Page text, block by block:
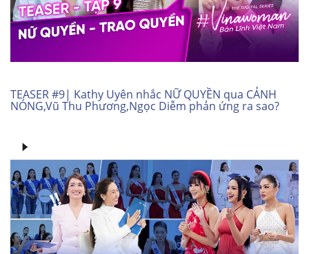
TEASER #9| Kathy Uyên nhắc NỮ QUYỀN qua CẢNH
NÓNG,Vũ Thu Phương,Ngọc Diễm phản ứng ra sao?